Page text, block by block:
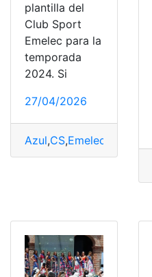
plantilla del
Club Sport
Emelec para la
temporada
2024. Si
27/04/2026
Azul,CS,Emelec